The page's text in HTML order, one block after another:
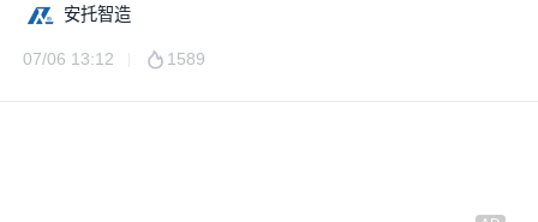
安托智造
07/06 13:12 1589